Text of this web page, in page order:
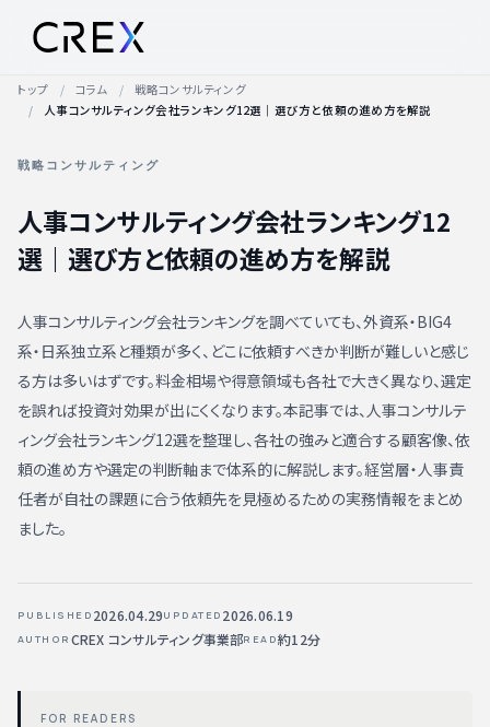
トップ コラム
戦略コンサルティング
人事コンサルティング会社ランキング12選｜選び方と依頼の進め方を解説
戦略コンサルティング
人事コンサルティング会社ランキング12
選｜選び方と依頼の進め方を解説
人事コンサルティング会社ランキングを調べていても、外資系・BIG4
系・日系独立系と種類が多く、どこに依頼すべきか判断が難しいと感じ
る方は多いはずです。料金相場や得意領域も各社で大きく異なり、選定
を誤れば投資対効果が出にくくなります。本記事では、人事コンサルテ
ィング会社ランキング12選を整理し、各社の強みと適合する顧客像、依
頼の進め方や選定の判断軸まで体系的に解説します。経営層・人事責
任者が自社の課題に合う依頼先を見極めるための実務情報をまとめ
ました。
PUBLISHED 2026.04.29UPDATED 2026.06.19
AUTHOR CREX コンサルティング事業部READ約12分
FOR READERS